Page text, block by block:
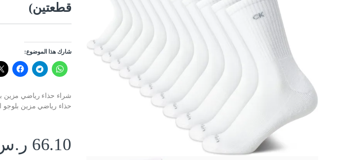
قطعتين)
شارك هذا الموضوع:
شراء حذاء رياضي مزين
حذاء رياضي مزين بلوجو
66.10